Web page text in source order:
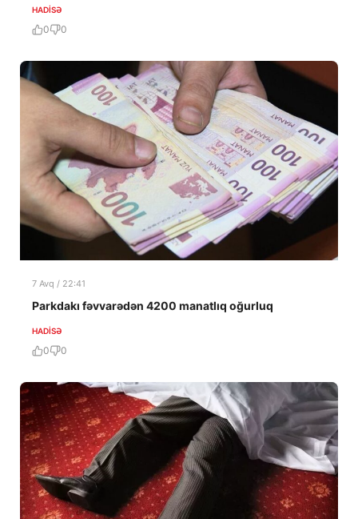
HADISƏ
0 0
7 Avq / 22:41
Parkdakı fəvvarədən 4200 manatlıq oğurluq
HADISƏ
0 0